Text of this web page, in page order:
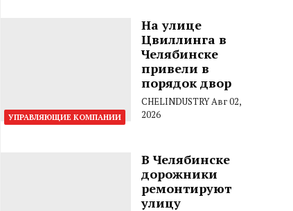
УПРАВЛЯЮЩИЕ КОМПАНИИ
На улице
Цвиллинга в
Челябинске
привели в
порядок двор
CHELINDUSTRYАвг 02,
2026
В Челябинске
дорожники
ремонтируют
улицу